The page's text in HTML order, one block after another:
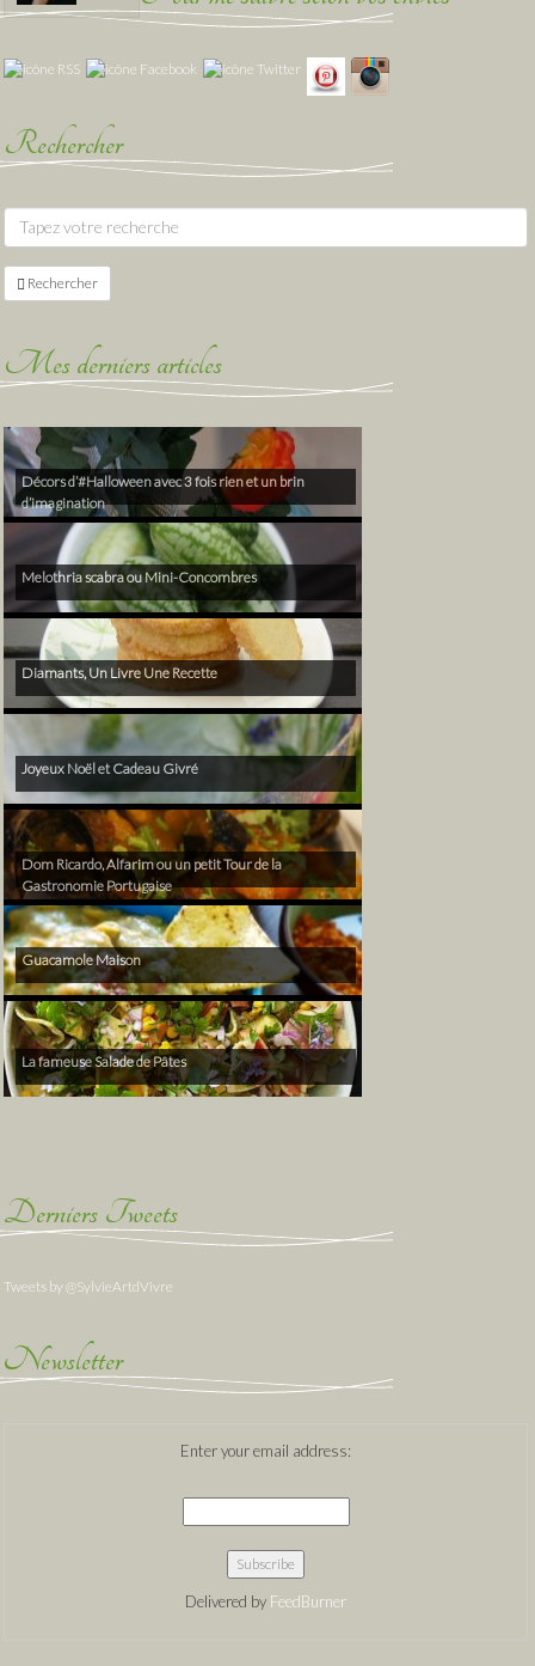
Rechercher
Rechercher
Mes derniers articles
Décors d’#Halloween avec 3 fois rien et un brin
d’imagination
Melothria scabra ou Mini-Concombres
Diamants, Un Livre Une Recette
Joyeux Noël et Cadeau Givré
Dom Ricardo, Alfarim ou un petit Tour de la
Gastronomie Portugaise
Guacamole Maison
La fameuse Salade de Pâtes
Derniers Tweets
Tweets by @SylvieArtdVivre
Newsletter
Enter your email address:
Delivered by FeedBurner